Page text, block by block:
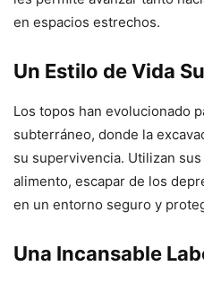
en espacios estrechos.
Un Estilo de Vida
Los topos han evolucionado
subterráneo, donde la
su supervivencia. Utilizan
alimento, escapar de los
en un entorno seguro y
Una Incansable